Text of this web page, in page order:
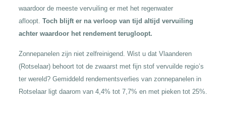
waardoor de meeste vervuiling er met het regenwater
afloopt. Toch blijft er na verloop van tijd altijd vervuiling
achter waardoor het rendement terugloopt.
Zonnepanelen zijn niet zelfreinigend. Wist u dat Vlaanderen
(Rotselaar) behoort tot de zwaarst met fijn stof vervuilde regio’s
ter wereld? Gemiddeld rendementsverlies van zonnepanelen in
Rotselaar ligt daarom van 4,4% tot 7,7% en met pieken tot 25%.